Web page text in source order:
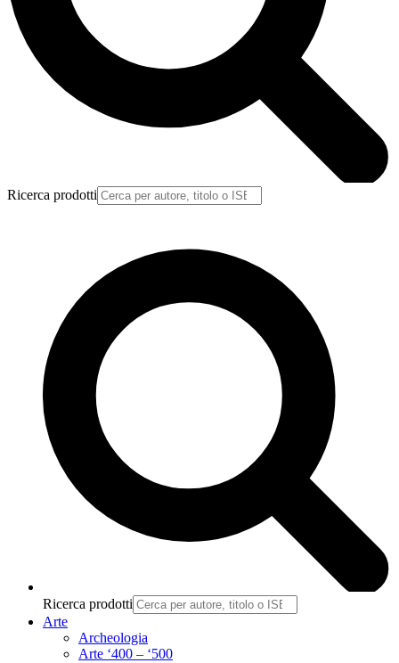
Ricerca prodotti
Ricerca prodotti
Arte
Archeologia
Arte ‘400 – ‘500